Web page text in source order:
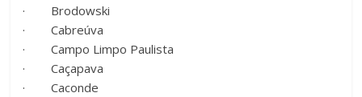
· Brodowski
· Cabreúva
· Campo Limpo Paulista
· Caçapava
· Caconde